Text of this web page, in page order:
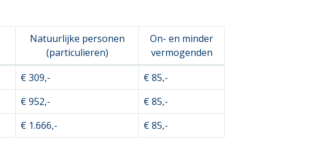
Natuurlijke personen
(particulieren)
On- en minder
vermogenden
€ 309,-
€ 85,-
€ 952,-
€ 85,-
€ 1.666,- € 85,-